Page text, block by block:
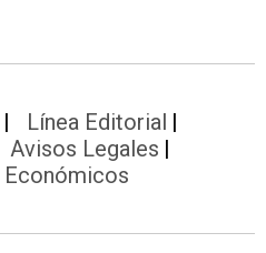
Línea Editorial
Avisos Legales